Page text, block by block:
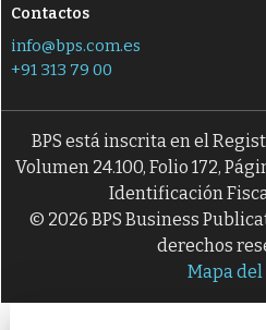
Contactos
info@bps.com.es
+91 313 79 00
BPS está inscrita en el
Volumen 24.100, Folio 172,
Identificación
© 2026 BPS Business
derechos
Mapa del